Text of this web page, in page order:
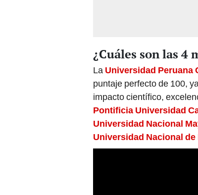
¿Cuáles son las 4
La Universidad Peruana
puntaje perfecto de 100,
impacto científico,
Pontificia Universidad
Universidad Nacional
Universidad Nacional